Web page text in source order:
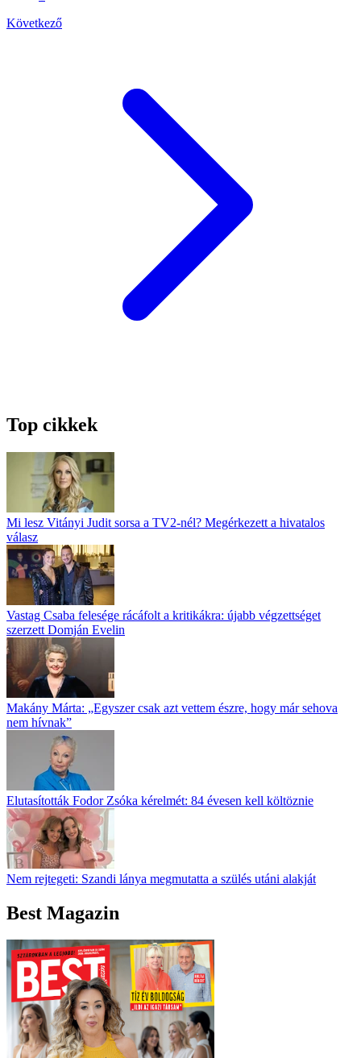
Következő
Top cikkek
Mi lesz Vitányi Judit sorsa a TV2-nél? Megérkezett a hivatalos
válasz
Vastag Csaba felesége rácáfolt a kritikákra: újabb végzettséget
szerzett Domján Evelin
Makány Márta: „Egyszer csak azt vettem észre, hogy már sehova
nem hívnak”
Elutasították Fodor Zsóka kérelmét: 84 évesen kell költöznie
Nem rejtegeti: Szandi lánya megmutatta a szülés utáni alakját
Best Magazin